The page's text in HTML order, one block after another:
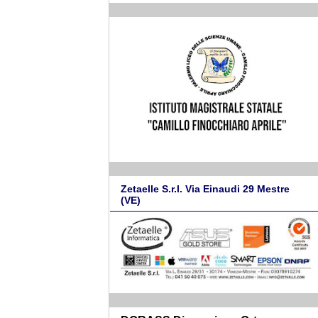
Zetaelle S.r.l. Via Einaudi 29 Mestre
(VE)